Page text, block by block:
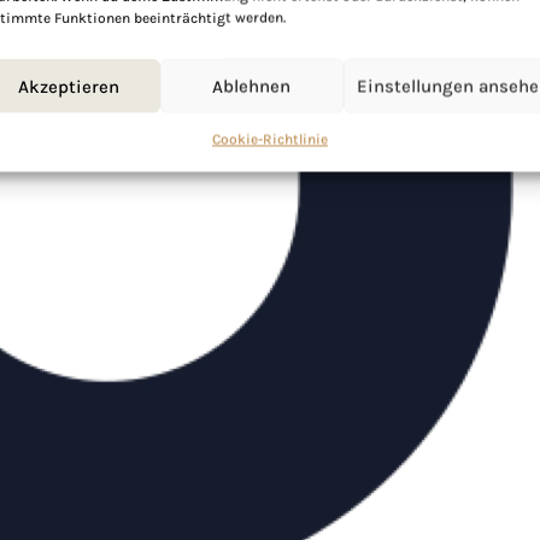
Funktionen beeinträchtigt werden.
Akzeptieren Ablehnen Einstellungen
Cookie-Richtlinie